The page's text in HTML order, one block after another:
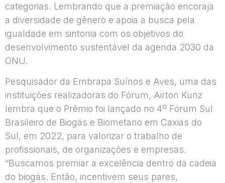
categorias. Lembrando que a premiação encoraja
a diversidade de gênero e apoia a busca pela
igualdade em sintonia com os objetivos do
desenvolvimento sustentável da agenda 2030 da
ONU.
Pesquisador da Embrapa Suínos e Aves, uma das
instituições realizadoras do Fórum, Airton Kunz
lembra que o Prêmio foi lançado no 4º Fórum Sul
Brasileiro de Biogás e Biometano em Caxias do
Sul, em 2022, para valorizar o trabalho de
profissionais, de organizações e empresas.
“Buscamos premiar a excelência dentro da cadeia
do biogás. Então, incentivem seus pares,